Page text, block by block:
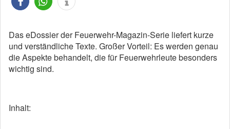
Das eDossier der Feuerwehr-Magazin-Serie liefert kurze
und verständliche Texte. Großer Vorteil: Es werden genau
die Aspekte behandelt, die für Feuerwehrleute besonders
wichtig sind.
Inhalt: